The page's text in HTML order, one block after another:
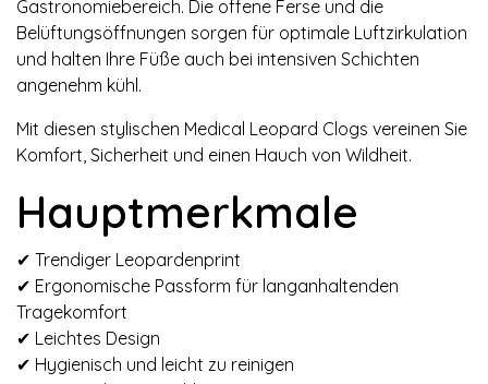
Gastronomiebereich. Die offene Ferse und die
Belüftungsöffnungen sorgen für optimale Luftzirkulation
und halten Ihre Füße auch bei intensiven Schichten
angenehm kühl.
Mit diesen stylischen Medical Leopard Clogs vereinen Sie
Komfort, Sicherheit und einen Hauch von Wildheit.
Hauptmerkmale
✔ Trendiger Leopardenprint
✔ Ergonomische Passform für langanhaltenden
Tragekomfort
✔ Leichtes Design
✔ Hygienisch und leicht zu reinigen